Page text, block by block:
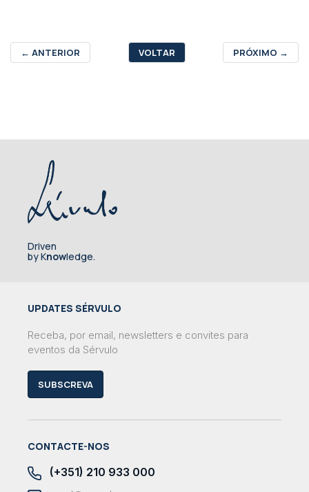
← ANTERIOR VOLTAR PRÓXIMO →
Driven
by Knowledge.
UPDATES SÉRVULO
Receba, por email, newsletters e convites para
eventos da Sérvulo
SUBSCREVA
CONTACTE-NOS
(+351) 210 933 000